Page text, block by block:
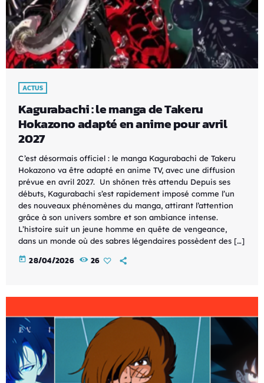
ACTUS
Kagurabachi : le manga de Takeru
Hokazono adapté en anime pour avril
2027
C’est désormais officiel : le manga Kagurabachi de Takeru
Hokazono va être adapté en anime TV, avec une diffusion
prévue en avril 2027. Un shōnen très attendu Depuis ses
débuts, Kagurabachi s’est rapidement imposé comme l’un
des nouveaux phénomènes du manga, attirant l’attention
grâce à son univers sombre et son ambiance intense.
L’histoire suit un jeune homme en quête de vengeance,
dans un monde où des sabres légendaires possèdent des […]
today 28/04/2026 26